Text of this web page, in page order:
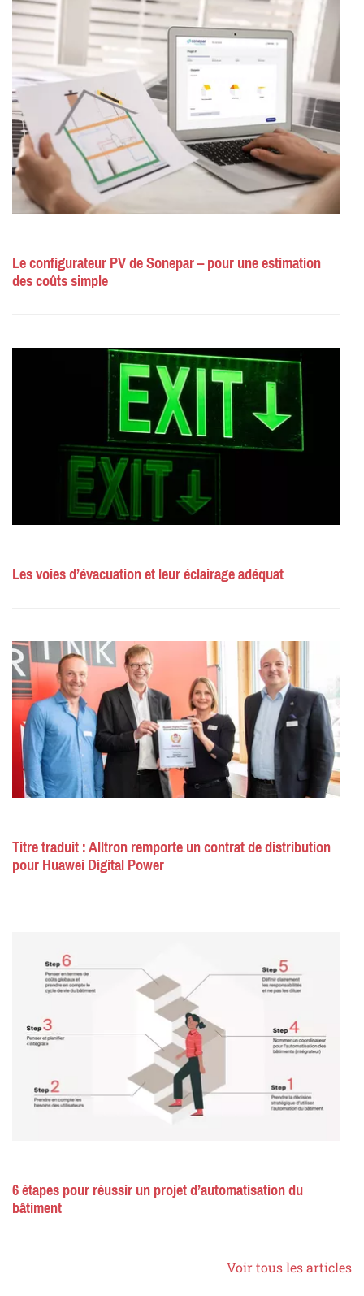
Le configurateur PV de Sonepar – pour une estimation
des coûts simple
Les voies d’évacuation et leur éclairage adéquat
Titre traduit : Alltron remporte un contrat de distribution
pour Huawei Digital Power
6 étapes pour réussir un projet d’automatisation du
bâtiment
Voir tous les articles